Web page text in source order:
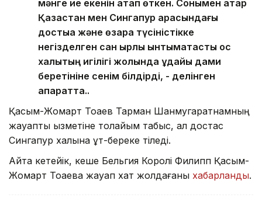
мәнге ие екенін атап өткен. Сонымен қатар
Қазақстан мен Сингапур арасындағы
достыққа және өзара түсіністікке
негізделген сан қырлы ынтымақтастық қос
халықтың игілігі жолында ұдайы дами
беретініне сенім білдірді, - делінген
ақпаратта..
Қасым-Жомарт Тоқаев Тарман Шанмугаратнамның
жауапты қызметіне толайым табыс, ал достас
Сингапур халқына құт-береке тіледі.
Айта кетейік, кеше Бельгия Королі Филипп Қасым-
Жомарт Тоқаевқа жауап хат жолдағаны хабарланды.